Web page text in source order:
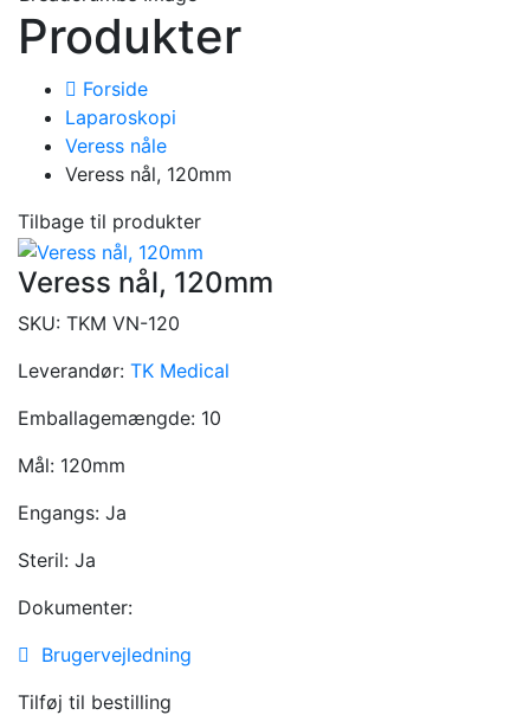
Produkter
Forside
Laparoskopi
Veress nåle
Veress nål, 120mm
Tilbage til produkter
Veress nål, 120mm
SKU: TKM VN-120
Leverandør: TK Medical
Emballagemængde: 10
Mål: 120mm
Engangs: Ja
Steril: Ja
Dokumenter:
Brugervejledning
Tilføj til bestilling